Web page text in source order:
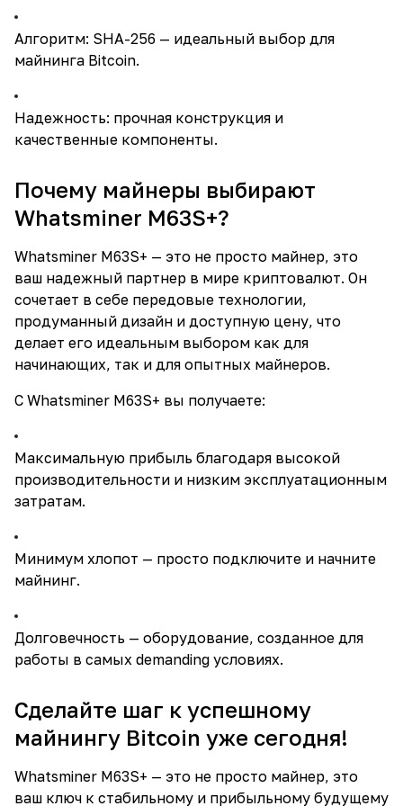
Алгоритм: SHA-256 — идеальный выбор для
майнинга Bitcoin.
Надежность: прочная конструкция и
качественные компоненты.
Почему майнеры выбирают
Whatsminer M63S+?
Whatsminer M63S+ — это не просто майнер, это
ваш надежный партнер в мире криптовалют. Он
сочетает в себе передовые технологии,
продуманный дизайн и доступную цену, что
делает его идеальным выбором как для
начинающих, так и для опытных майнеров.
С Whatsminer M63S+ вы получаете:
Максимальную прибыль благодаря высокой
производительности и низким эксплуатационным
затратам.
Минимум хлопот — просто подключите и начните
майнинг.
Долговечность — оборудование, созданное для
работы в самых demanding условиях.
Сделайте шаг к успешному
майнингу Bitcoin уже сегодня!
Whatsminer M63S+ — это не просто майнер, это
ваш ключ к стабильному и прибыльному будущему